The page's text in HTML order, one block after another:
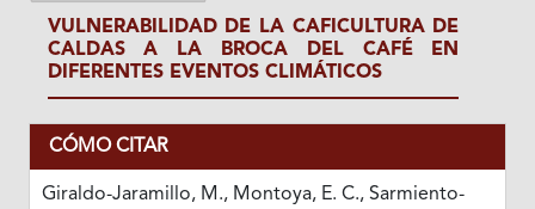
VULNERABILIDAD DE LA CAFICULTURA DE
CALDAS A LA BROCA DEL CAFÉ EN
DIFERENTES EVENTOS CLIMÁTICOS
CÓMO CITAR
Giraldo-Jaramillo, M., Montoya, E. C., Sarmiento-